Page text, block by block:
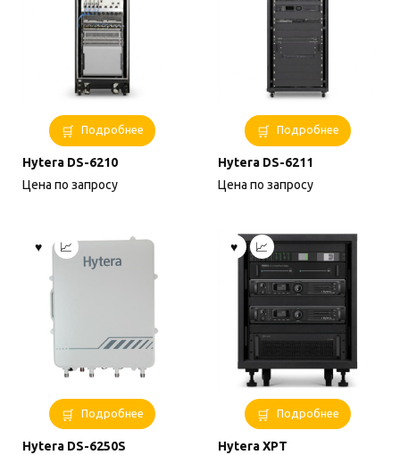
Подробнее
Hytera DS-6210
Цена по запросу
Подробнее
Hytera DS-6211
Цена по запросу
Подробнее
Hytera DS-6250S
Подробнее
Hytera XPT